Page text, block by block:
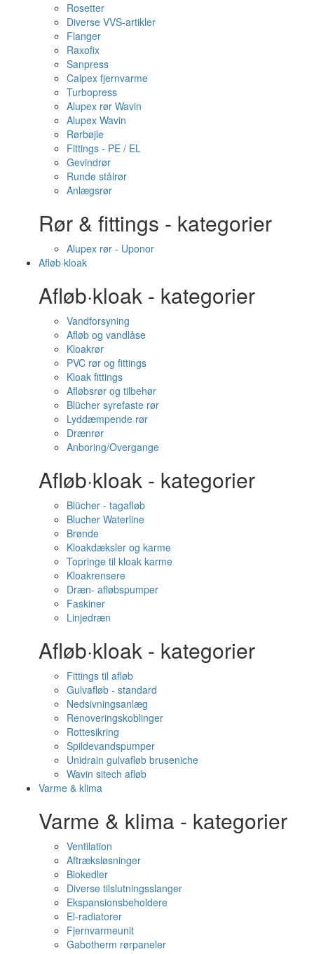
Rosetter
Diverse VVS-artikler
Flanger
Raxofix
Sanpress
Calpex fjernvarme
Turbopress
Alupex rør Wavin
Alupex Wavin
Rørbøjle
Fittings - PE / EL
Gevindrør
Runde stålrør
Anlægsrør
Rør & fittings - kategorier
Alupex rør - Uponor
Afløb·kloak
Afløb·kloak - kategorier
Vandforsyning
Afløb og vandlåse
Kloakrør
PVC rør og fittings
Kloak fittings
Afløbsrør og tilbehør
Blücher syrefaste rør
Lyddæmpende rør
Drænrør
Anboring/Overgange
Afløb·kloak - kategorier
Blücher - tagafløb
Blucher Waterline
Brønde
Kloakdæksler og karme
Topringe til kloak karme
Kloakrensere
Dræn- afløbspumper
Faskiner
Linjedræn
Afløb·kloak - kategorier
Fittings til afløb
Gulvafløb - standard
Nedsivningsanlæg
Renoveringskoblinger
Rottesikring
Spildevandspumper
Unidrain gulvafløb bruseniche
Wavin sitech afløb
Varme & klima
Varme & klima - kategorier
Ventilation
Aftræksløsninger
Biokedler
Diverse tilslutningsslanger
Ekspansionsbeholdere
El-radiatorer
Fjernvarmeunit
Gabotherm rørpaneler